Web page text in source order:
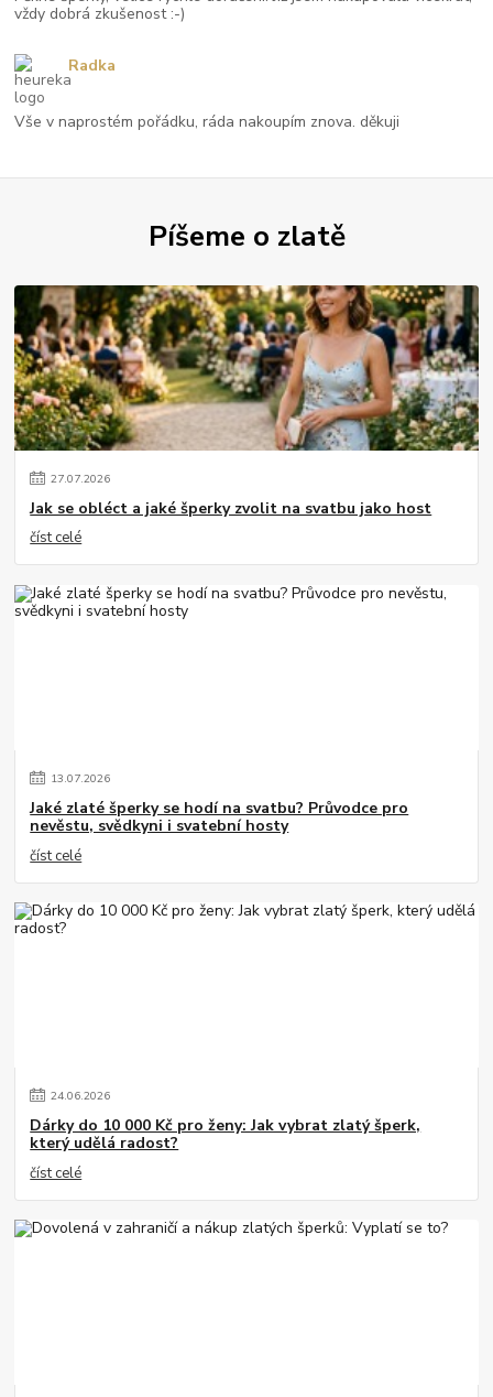
Píšeme o zlatě
27.07.2026
Jak se obléct a jaké šperky zvolit na svatbu jako host
číst celé
13.07.2026
Jaké zlaté šperky se hodí na svatbu? Průvodce pro
nevěstu, svědkyni i svatební hosty
číst celé
24.06.2026
Dárky do 10 000 Kč pro ženy: Jak vybrat zlatý šperk,
který udělá radost?
číst celé
vždy dobrá zkušenost :-)
Vše v naprostém pořádku, ráda nakoupím znova. děkuji
Radka